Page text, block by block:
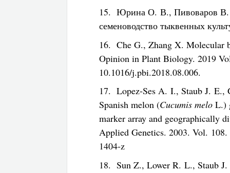
15. Юрина О. В., Пивоваров
семеноводство тыквенных
16. Che G., Zhang X. Molecular
Opinion in Plant Biology. 2019
10.1016/j.pbi.2018.08.006.
17. Lopez-Ses A. I., Staub J. E.,
Spanish melon (Cucumis melo L.)
marker array and geographically
Applied Genetics. 2003. Vol.
1404-z
18. Sun Z., Lower R. L., Staub